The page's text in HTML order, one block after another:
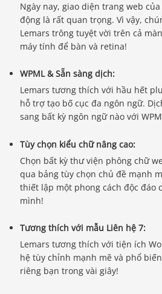
Ngày nay, giao diện trang web
động là rất quan trọng. Vì vậy,
Lemars trông tuyệt vời trên cả
máy tính để bàn và retina!
WPML & Sẵn sàng dịch:
Lemars tương thích với hầu hết
hỗ trợ tạo bố cục đa ngôn ngữ.
sang bất kỳ ngôn ngữ nào với
Tùy chọn kiểu chữ nâng cao:
Chọn bất kỳ thư viện phông chữ
qua bảng tùy chọn chủ đề mạnh
thiết lập một phong cách độc đáo
mình!
Tương thích với mẫu Liên hệ 7:
Lemars tương thích với tiện ích
hệ tùy chỉnh mạnh mẽ và phổ
riêng bạn trong vài giây!